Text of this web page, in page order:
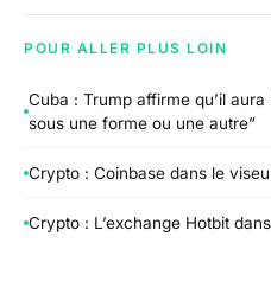
POUR ALLER PLUS LOIN
Cuba : Trump affirme qu’il aura
sous une forme ou une autre”
Crypto : Coinbase dans le
Crypto : L’exchange Hotbit